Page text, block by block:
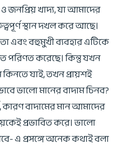
খাদ্য, যা আমাদের
স্থান দখল করে আছে।
এবং বহুমুখী ব্যবহার এটিকে
পরিণত করেছে। কিন্তু যখন
যাই, তখন প্রায়শই
ভালো মানের বাদাম চিনব?
কারণ বাদামের মান আমাদের
প্রভাবিত করে। ভালো
এ প্রসঙ্গে অনেক কথাই বলা